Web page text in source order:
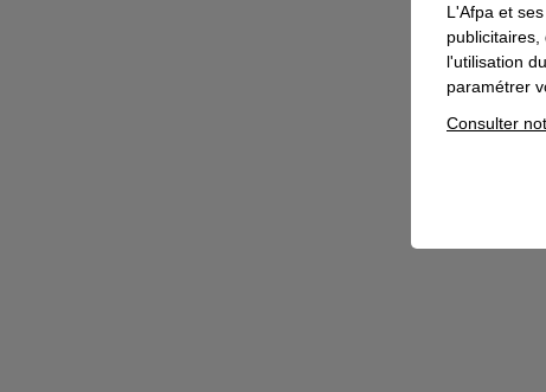
L'Afpa et
l'utilisation
paramétrer
Consulter